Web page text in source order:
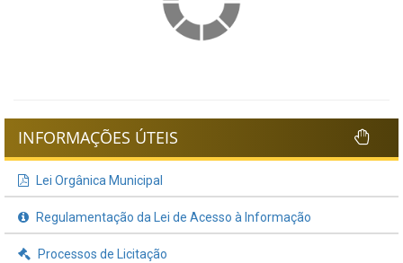
INFORMAÇÕES ÚTEIS
Lei Orgânica Municipal
Regulamentação da Lei de Acesso à Informação
Processos de Licitação